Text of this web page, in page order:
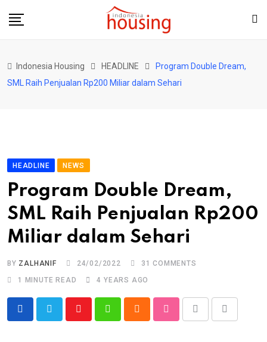
Indonesia Housing HEADLINE
Program Double Dream,
SML Raih Penjualan Rp200 Miliar dalam Sehari
HEADLINE NEWS
Program Double Dream,
SML Raih Penjualan Rp200
Miliar dalam Sehari
BY ZALHANIF 24/02/2022 31 COMMENTS
1 MINUTE READ
4 YEARS AGO
YoutubeWhatsappCloud StumbleUpon
Print
Share